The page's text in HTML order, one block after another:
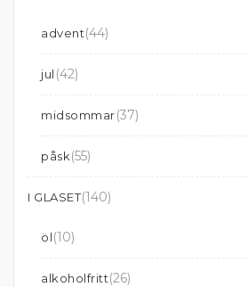
advent(44)
jul (42)
midsommar(37)
påsk(55)
I GLASET(140)
öl(10)
alkoholfritt(26)